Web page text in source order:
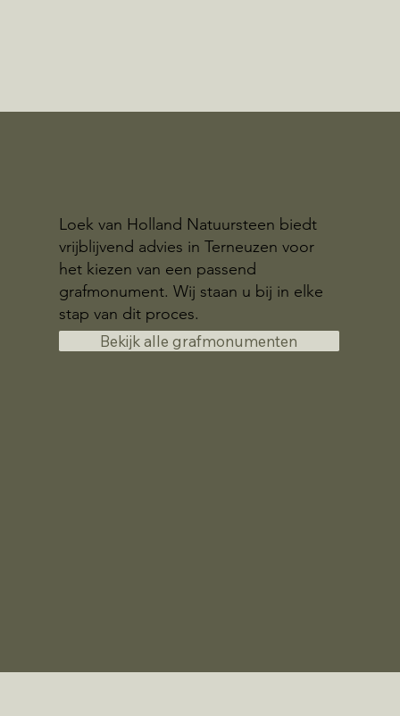
Loek van Holland Natuursteen biedt
vrijblijvend advies in Terneuzen voor
het kiezen van een passend
grafmonument. Wij staan u bij in elke
stap van dit proces.
Bekijk alle grafmonumenten